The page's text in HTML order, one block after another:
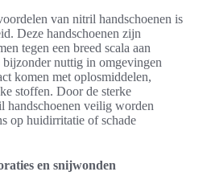
van nitril handschoenen is
Deze handschoenen zijn
tegen een breed scala aan
nuttig in omgevingen
komen met oplosmiddelen,
stoffen. Door de sterke
handschoenen veilig worden
op huidirritatie of schade
en snijwonden